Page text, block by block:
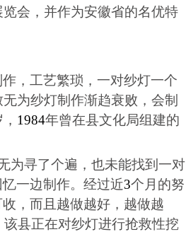
会，并作为安徽省的名优特
，工艺繁琐，一对纱灯一个
为纱灯制作渐趋衰败，会制
1984年曾在县文化局组建的
为寻了个遍，也未能找到一对
一边制作。经过近3个月的努
，而且越做越好，越做越
县正在对纱灯进行抢救性挖